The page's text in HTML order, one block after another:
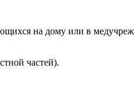
на дому или в
частей).